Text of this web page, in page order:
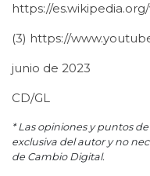
https://
(3) https://
junio de 2023
CD/GL
* Las opiniones y puntos
exclusiva del autor y no
de Cambio Digital.